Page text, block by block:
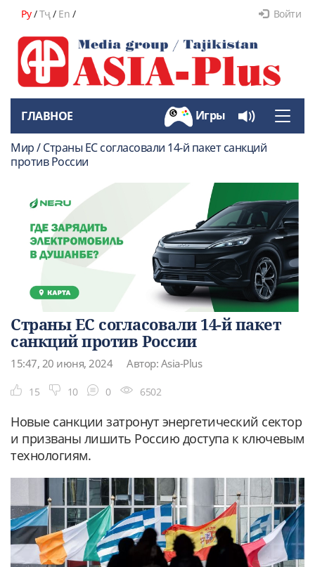
Ру/Тҷ/ En / Войти
Toggle
ГЛАВНОЕ Игры
Мир / Страны ЕС согласовали 14-й пакет санкций
против России
Страны ЕС согласовали 14-й пакет
санкций против России
15:47, 20 июня, 2024 Автор: Asia-Plus
15 10 0 6502
Новые санкции затронут энергетический сектор
и призваны лишить Россию доступа к ключевым
технологиям.